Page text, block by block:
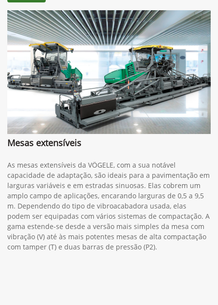
Mesas extensíveis
As mesas extensíveis da VÖGELE, com a sua notável
capacidade de adaptação, são ideais para a pavimentação em
larguras variáveis e em estradas sinuosas. Elas cobrem um
amplo campo de aplicações, encarando larguras de 0,5 a 9,5
m. Dependendo do tipo de vibroacabadora usada, elas
podem ser equipadas com vários sistemas de compactação. A
gama estende-se desde a versão mais simples da mesa com
vibração (V) até às mais potentes mesas de alta compactação
com tamper (T) e duas barras de pressão (P2).